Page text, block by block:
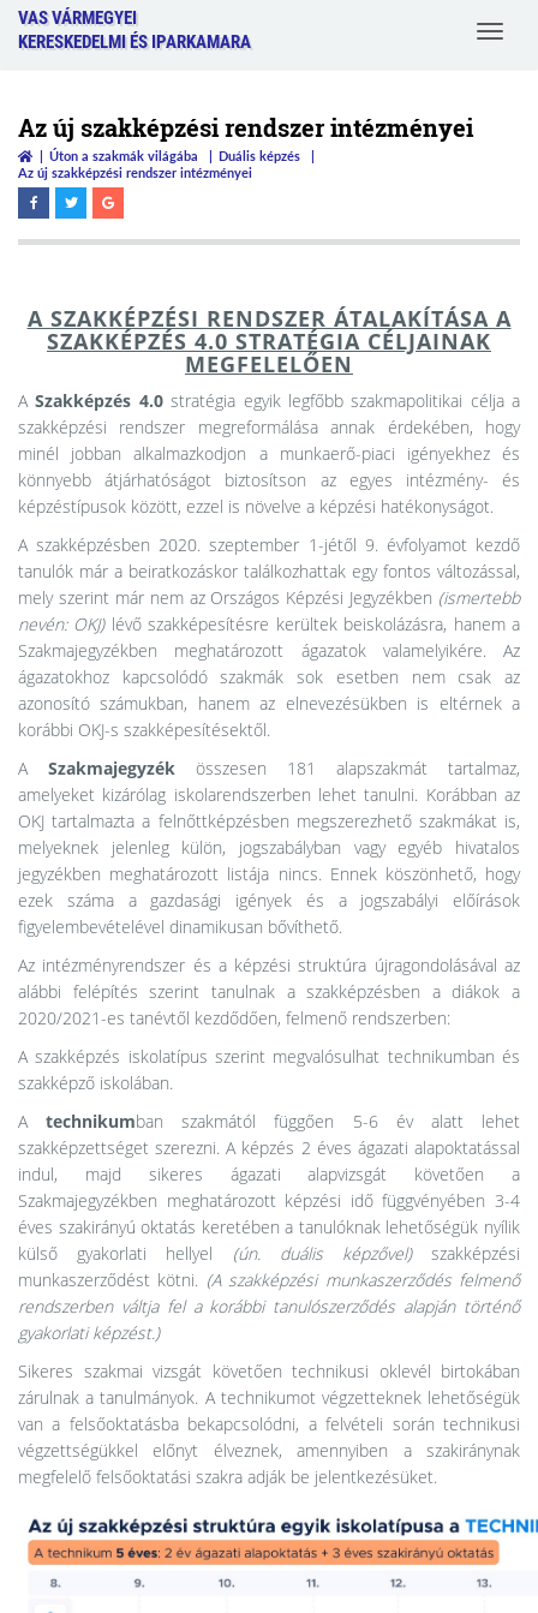
VAS VÁRMEGYEI
KERESKEDELMI ÉS IPARKAMARA
Toggle
Az új szakképzési rendszer intézményei
Úton a szakmák világába
Duális képzés
Az új szakképzési rendszer intézményei
A SZAKKÉPZÉSI RENDSZER ÁTALAKÍTÁSA A
SZAKKÉPZÉS 4.0 STRATÉGIA CÉLJAINAK
MEGFELELŐEN
ASzakképzés 4.0stratégia egyik legfőbb szakmapolitikai célja a
szakképzési rendszer megreformálása annak érdekében, hogy
minél jobban alkalmazkodjon a munkaerő-piaci igényekhez és
könnyebb átjárhatóságot biztosítson az egyes intézmény- és
képzéstípusok között, ezzel is növelve a képzési hatékonyságot.
A szakképzésben 2020. szeptember 1-jétől 9. évfolyamot kezdő
tanulók már a beiratkozáskor találkozhattak egy fontos változással,
mely szerint már nem az Országos Képzési Jegyzékben (ismertebb
nevén: OKJ)lévő szakképesítésre kerültek beiskolázásra, hanem a
Szakmajegyzékben meghatározott ágazatok valamelyikére. Az
ágazatokhoz kapcsolódó szakmák sok esetben nem csak az
azonosító számukban, hanem az elnevezésükben is eltérnek a
korábbi OKJ-s szakképesítésektől.
A Szakmajegyzék összesen 181 alapszakmát tartalmaz,
amelyeket kizárólag iskolarendszerben lehet tanulni. Korábban az
OKJ tartalmazta a felnőttképzésben megszerezhető szakmákat is,
melyeknek jelenleg külön, jogszabályban vagy egyéb hivatalos
jegyzékben meghatározott listája nincs. Ennek köszönhető, hogy
ezek száma a gazdasági igények és a jogszabályi előírások
figyelembevételével dinamikusan bővíthető.
Az intézményrendszer és a képzési struktúra újragondolásával az
alábbi felépítés szerint tanulnak a szakképzésben a diákok a
2020/2021-es tanévtől kezdődően, felmenő rendszerben:
A szakképzés iskolatípus szerint megvalósulhat technikumban és
szakképző iskolában.
Atechnikumban szakmától függően 5-6 év alatt lehet
szakképzettséget szerezni. A képzés 2 éves ágazati alapoktatással
indul, majd sikeres ágazati alapvizsgát követően a
Szakmajegyzékben meghatározott képzési idő függvényében 3-4
éves szakirányú oktatás keretében a tanulóknak lehetőségük nyílik
külső gyakorlati hellyel (ún. duális képzővel)szakképzési
munkaszerződést kötni. (A szakképzési munkaszerződés felmenő
rendszerben váltja fel a korábbi tanulószerződés alapján történő
gyakorlati képzést.)
Sikeres szakmai vizsgát követően technikusi oklevél birtokában
zárulnak a tanulmányok. A technikumot végzetteknek lehetőségük
van a felsőoktatásba bekapcsolódni, a felvételi során technikusi
végzettségükkel előnyt élveznek, amennyiben a szakiránynak
megfelelő felsőoktatási szakra adják be jelentkezésüket.